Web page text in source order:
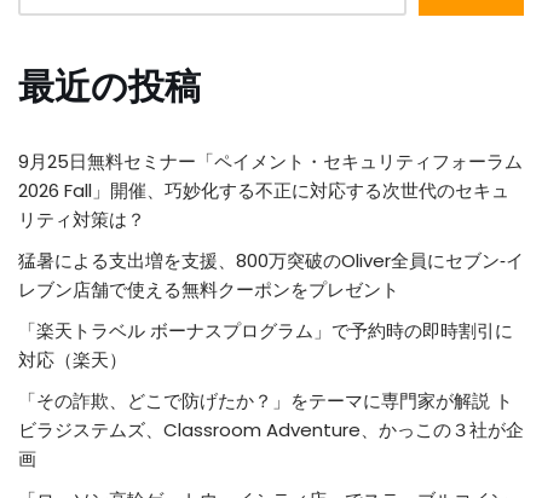
最近の投稿
9月25日無料セミナー「ペイメント・セキュリティフォーラム
2026 Fall」開催、巧妙化する不正に対応する次世代のセキュ
リティ対策は？
猛暑による支出増を支援、800万突破のOliver全員にセブン‐イ
レブン店舗で使える無料クーポンをプレゼント
「楽天トラベル ボーナスプログラム」で予約時の即時割引に
対応（楽天）
「その詐欺、どこで防げたか？」をテーマに専門家が解説 ト
ビラジステムズ、Classroom Adventure、かっこの３社が企
画